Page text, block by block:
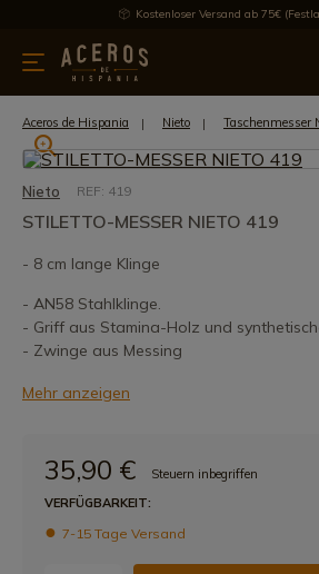
Kostenloser Versand ab 75€
Bietet Aktuelles
Aceros de Hispania Nieto Taschenmesser
Nieto REF: 419
STILETTO-MESSER NIETO 419
- 8 cm lange Klinge
- AN58 Stahlklinge.
- Griff aus Stamina-Holz und
- Zwinge aus Messing
Mehr anzeigen
35,90 €
Steuern inbegriffen
VERFÜGBARKEIT:
7-15 Tage Versand